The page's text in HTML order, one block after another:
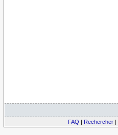
FAQ | Rechercher |